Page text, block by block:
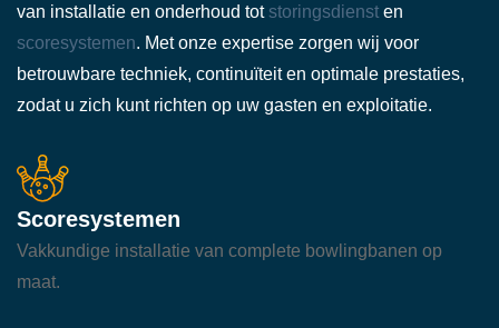
van installatie en onderhoud tot storingsdienst en
scoresystemen. Met onze expertise zorgen wij voor
betrouwbare techniek, continuïteit en optimale prestaties,
zodat u zich kunt richten op uw gasten en exploitatie.
Scoresystemen
Vakkundige installatie van complete bowlingbanen op
maat.